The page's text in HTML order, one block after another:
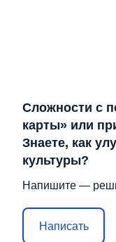
Сложности с
карты» или
Знаете, как
культуры?
Напишите —
Написать